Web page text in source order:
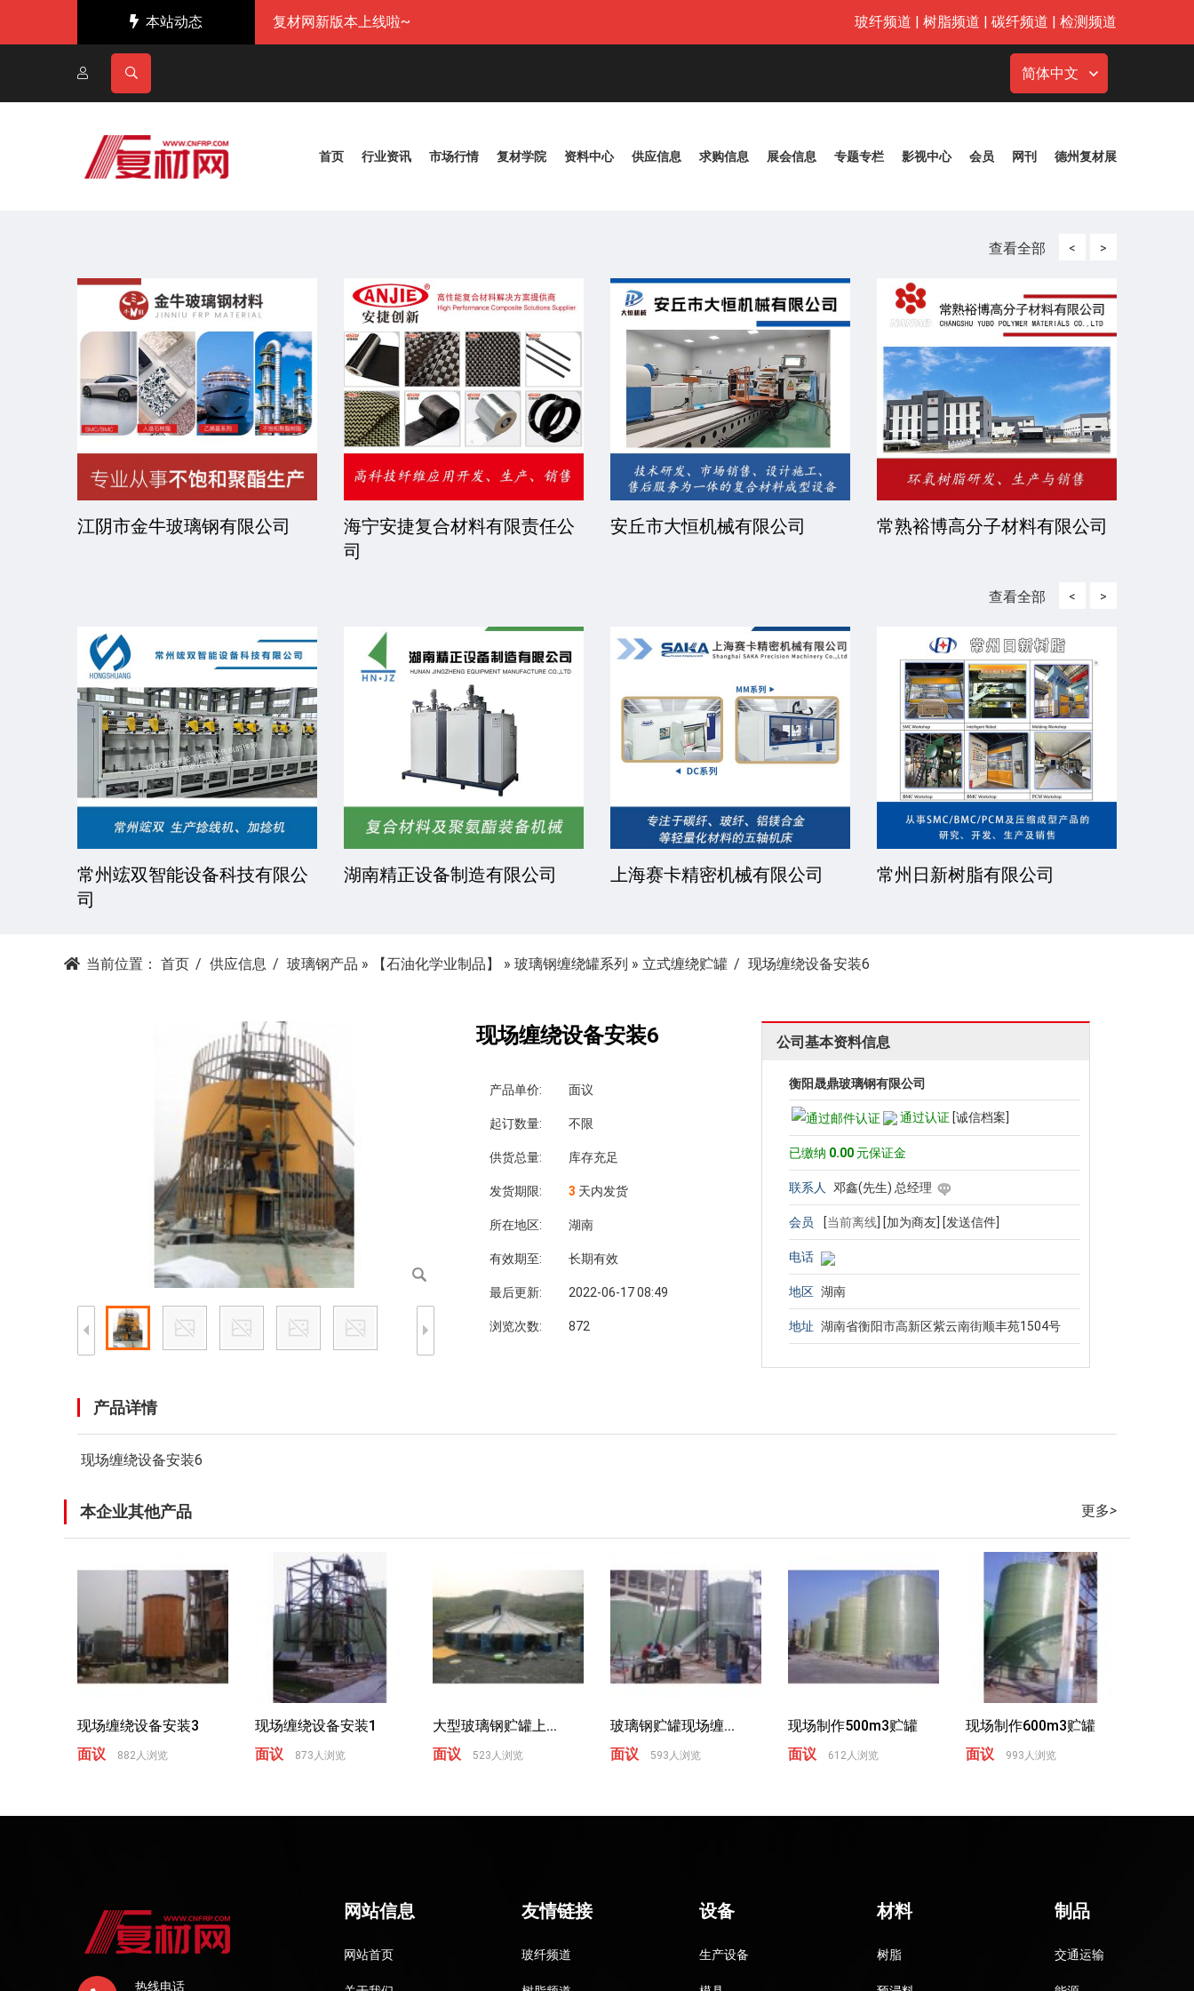
本站动态 复材网新版本上线啦~ 玻纤频道 | 树脂频道 | 碳纤频道 | 检测频道
简体中文
首页 行业资讯 市场行情 复材学院 资料中心 供应信息 求购信息 展会信息 专题专栏 影视中心 会员 网刊 德州复材展
查看全部 <
江阴市金牛玻璃钢有限公司
海宁安捷复合材料有限责任公
司
安丘市大恒机械有限公司 常熟裕博高分子材料有限公司
>
查看全部 <
常州竤双智能设备科技有限公
司
湖南精正设备制造有限公司 上海赛卡精密机械有限公司 常州日新树脂有限公司
>
当前位置： 首页 供应信息 玻璃钢产品 » 【石油化学业制品】 » 玻璃钢缠绕罐系列 » 立式缠绕贮罐 现场缠绕设备安装6
现场缠绕设备安装6
产品单价: 面议
起订数量: 不限
供货总量: 库存充足
发货期限: 3 天内发货
所在地区: 湖南
有效期至: 长期有效
最后更新: 2022-06-17 08:49
浏览次数: 872
公司基本资料信息
衡阳晟鼎玻璃钢有限公司
通过认证 [诚信档案]
已缴纳 0.00 元保证金
联系人 邓鑫(先生) 总经理
会员 [当前离线 [加为商友] [发送信件]
电话
地区 湖南
地址 湖南省衡阳市高新区紫云南街顺丰苑1504号
产品详情
现场缠绕设备安装6
本企业其他产品 更多>
现场缠绕设备安装3
面议
882人浏览
现场缠绕设备安装1
面议
873人浏览
大型玻璃钢贮罐上...
面议
523人浏览
玻璃钢贮罐现场缠...
面议
593人浏览
现场制作500m3贮罐
面议
612人浏览
现场制作600m3贮罐
面议
993人浏览
热线电话
网站信息
网站首页
友情链接
玻纤频道
设备
生产设备
材料
树脂
制品
交通运输